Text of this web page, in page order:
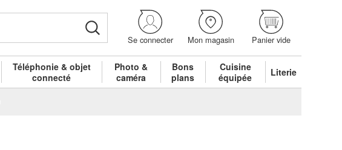
Se connecter Mon magasin Panier vide
Téléphonie & objet
connecté
Photo &
caméra
Bons
plans
Cuisine
équipée
Literie